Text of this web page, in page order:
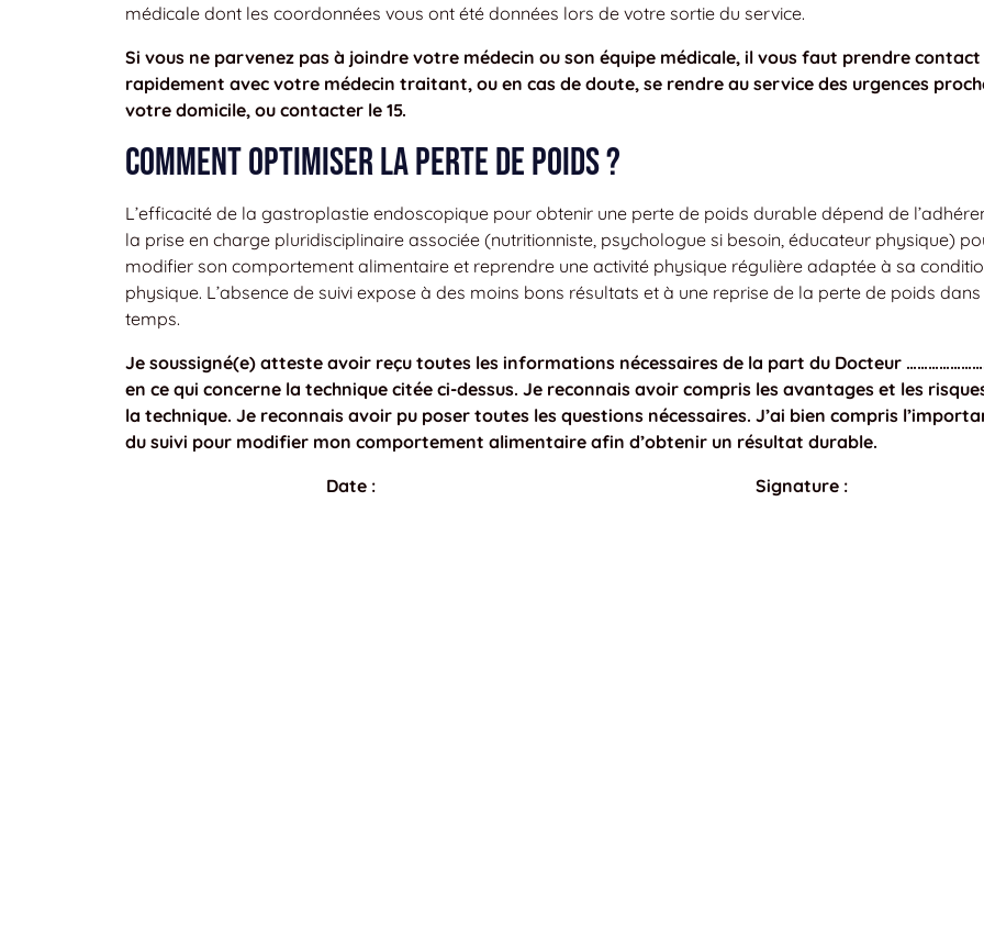
médicale dont les coordonnées vous ont été données lors de votre sortie du service.
Si vous ne parvenez pas à joindre votre médecin ou son équipe médicale, il vous faut prendre
rapidement avec votre médecin traitant, ou en cas de doute, se rendre au service des urgences
votre domicile, ou contacter le 15.
Comment optimiser la perte de poids ?
L’efficacité de la gastroplastie endoscopique pour obtenir une perte de poids durable dépend de
la prise en charge pluridisciplinaire associée (nutritionniste, psychologue si besoin, éducateur physique)
modifier son comportement alimentaire et reprendre une activité physique régulière adaptée à sa
physique. L’absence de suivi expose à des moins bons résultats et à une reprise de la perte de poids
temps.
Je soussigné(e) atteste avoir reçu toutes les informations nécessaires de la part du Docteur
en ce qui concerne la technique citée ci-dessus. Je reconnais avoir compris les avantages et les
la technique. Je reconnais avoir pu poser toutes les questions nécessaires. J’ai bien compris
du suivi pour modifier mon comportement alimentaire afin d’obtenir un résultat durable.
Date :
Signature :